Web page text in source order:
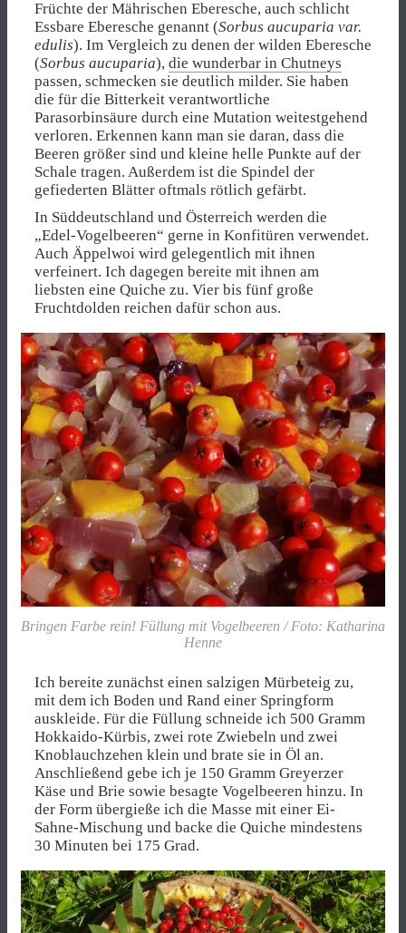
Früchte der Mährischen Eberesche, auch schlicht
Essbare Eberesche genannt (Sorbus aucuparia var.
edulis). Im Vergleich zu denen der wilden Eberesche
(Sorbus aucuparia), die wunderbar in Chutneys
passen, schmecken sie deutlich milder. Sie haben
die für die Bitterkeit verantwortliche
Parasorbinsäure durch eine Mutation weitestgehend
verloren. Erkennen kann man sie daran, dass die
Beeren größer sind und kleine helle Punkte auf der
Schale tragen. Außerdem ist die Spindel der
gefiederten Blätter oftmals rötlich gefärbt.
In Süddeutschland und Österreich werden die
„Edel-Vogelbeeren“ gerne in Konfitüren verwendet.
Auch Äppelwoi wird gelegentlich mit ihnen
verfeinert. Ich dagegen bereite mit ihnen am
liebsten eine Quiche zu. Vier bis fünf große
Fruchtdolden reichen dafür schon aus.
Bringen Farbe rein! Füllung mit Vogelbeeren / Foto: Katharina
Henne
Ich bereite zunächst einen salzigen Mürbeteig zu,
mit dem ich Boden und Rand einer Springform
auskleide. Für die Füllung schneide ich 500 Gramm
Hokkaido-Kürbis, zwei rote Zwiebeln und zwei
Knoblauchzehen klein und brate sie in Öl an.
Anschließend gebe ich je 150 Gramm Greyerzer
Käse und Brie sowie besagte Vogelbeeren hinzu. In
der Form übergieße ich die Masse mit einer Ei-
Sahne-Mischung und backe die Quiche mindestens
30 Minuten bei 175 Grad.